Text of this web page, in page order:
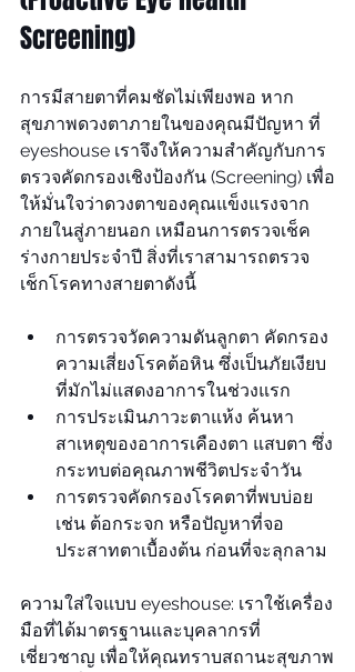
Screening)
การมีสายตาที่คมชัดไม่เพียงพอ หาก
สุขภาพดวงตาภายในของคุณมีปัญหา ที่
eyeshouse เราจึงให้ความสำคัญกับการ
ตรวจคัดกรองเชิงป้องกัน (Screening) เพื่อ
ให้มั่นใจว่าดวงตาของคุณแข็งแรงจาก
ภายในสู่ภายนอก เหมือนการตรวจเช็ค
ร่างกายประจำปี สิ่งที่เราสามารถตรวจ
เช็กโรคทางสายตาดังนี้
การตรวจวัดความดันลูกตา คัดกรอง
ความเสี่ยงโรคต้อหิน ซึ่งเป็นภัยเงียบ
ที่มักไม่แสดงอาการในช่วงแรก
การประเมินภาวะตาแห้ง ค้นหา
สาเหตุของอาการเคืองตา แสบตา ซึ่ง
กระทบต่อคุณภาพชีวิตประจำวัน
การตรวจคัดกรองโรคตาที่พบบ่อย
เช่น ต้อกระจก หรือปัญหาที่จอ
ประสาทตาเบื้องต้น ก่อนที่จะลุกลาม
ความใส่ใจแบบ eyeshouse: เราใช้เครื่อง
มือที่ได้มาตรฐานและบุคลากรที่
เชี่ยวชาญ เพื่อให้คุณทราบสถานะสุขภาพ